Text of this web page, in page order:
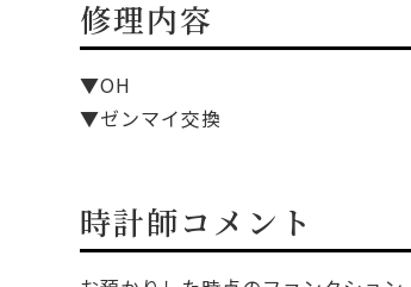
修理内容
▼OH
▼ゼンマイ交換
時計師コメント